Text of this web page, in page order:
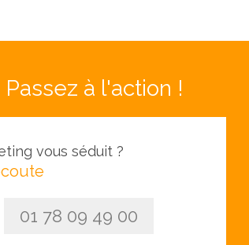
Passez à l'action !
vous séduit ?
01 78 09 49 00